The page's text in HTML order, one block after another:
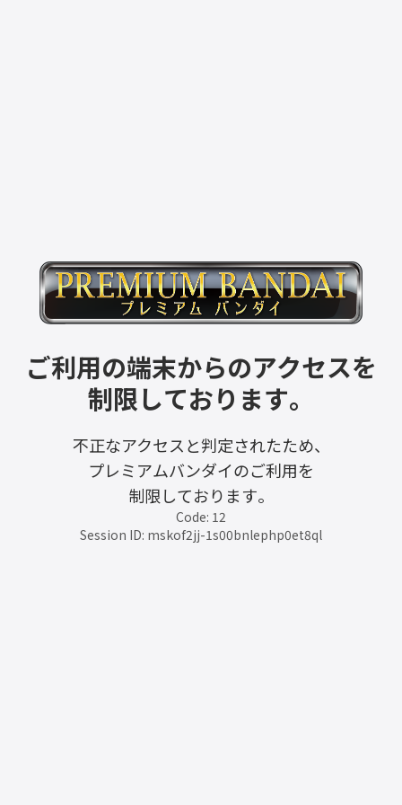
ご利用の端末からのアクセスを
制限しております。
不正なアクセスと判定されたため、
プレミアムバンダイのご利用を
制限しております。
Code: 12
Session ID: mskof2jj-1s00bnlephp0et8ql